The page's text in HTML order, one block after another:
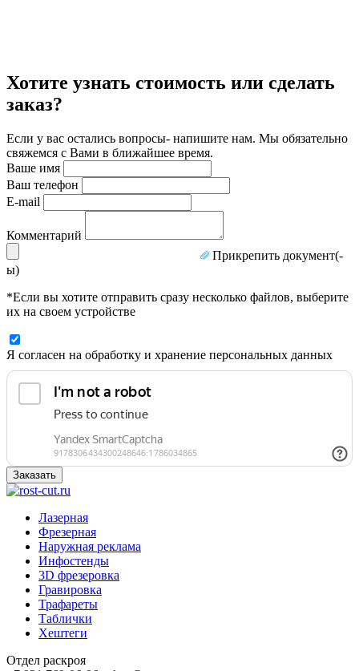
Хотите узнать стоимость или сделать
заказ?
Если у вас остались вопросы- напишите нам. Мы обязательно
свяжемся с Вами в ближайшее время.
Ваше имя
Ваш телефон
E-mail
Комментарий
Прикрепить документ(-
ы)
*Если вы хотите отправить сразу несколько файлов, выберите
их на своем устройстве
Я согласен на обработку и хранение персональных данных
Заказать
Лазерная
Фрезерная
Наружная реклама
Инфостенды
3D фрезеровка
Гравировка
Трафареты
Таблички
Хештеги
Отдел раскроя